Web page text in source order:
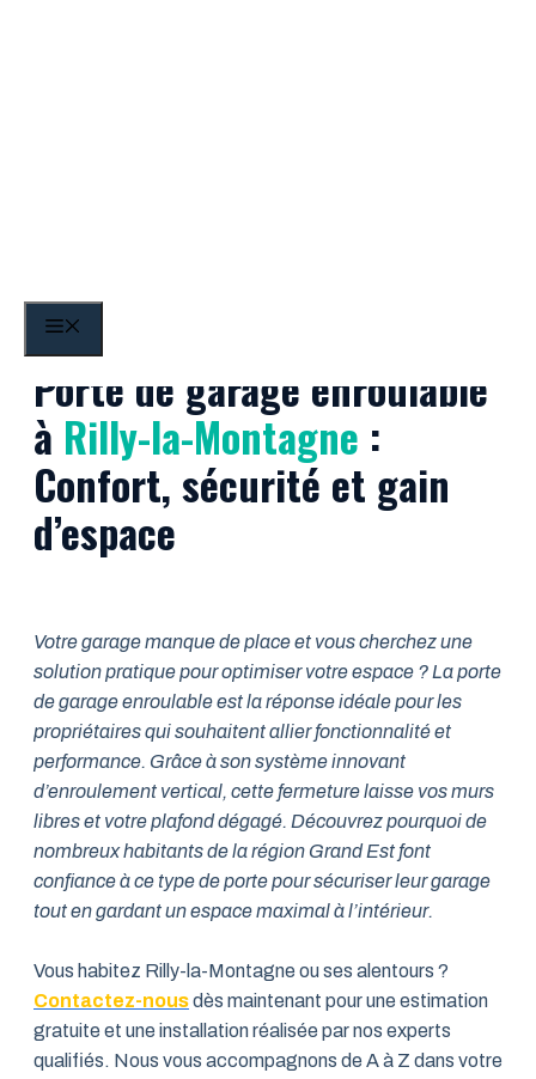
Porte de garage enroulable
à Rilly-la-Montagne :
Confort, sécurité et gain
d’espace
Votre garage manque de place et vous cherchez une
solution pratique pour optimiser votre espace ? La porte
de garage enroulable est la réponse idéale pour les
propriétaires qui souhaitent allier fonctionnalité et
performance. Grâce à son système innovant
d’enroulement vertical, cette fermeture laisse vos murs
libres et votre plafond dégagé. Découvrez pourquoi de
nombreux habitants de la région Grand Est font
confiance à ce type de porte pour sécuriser leur garage
tout en gardant un espace maximal à l’intérieur.
Vous habitez Rilly-la-Montagne ou ses alentours ?
Contactez-nousdès maintenant pour une estimation
gratuite et une installation réalisée par nos experts
qualifiés. Nous vous accompagnons de A à Z dans votre